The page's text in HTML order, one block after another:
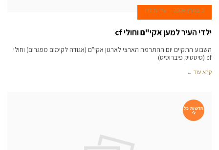
3 במרץ 2008 עירית לוין
ילדי העיר למען אקי"ם וחולי cf
השבוע התקיים יום ההתרמה הארצי לארגון אקי"ם (אגודה לקימום מפגרים) וחולי
cf (סיסטיק פיברוסיס)
קרא עוד ←
חדשות כל
לי